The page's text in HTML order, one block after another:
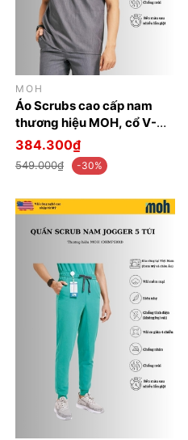
MOH
Áo Scrubs cao cấp nam
thương hiệu MOH, cổ V-
neck, 3 túi, chất vải và
form chuẩn Mỹ (MTS101)
384.300₫
549.000₫ -30%